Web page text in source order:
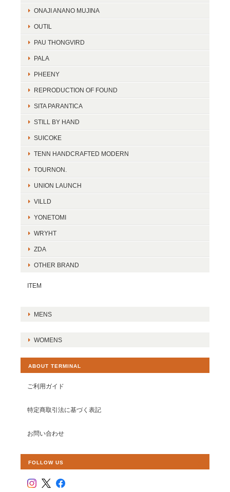
ONAJI ANANO MUJINA
OUTIL
PAU THONGVIRD
PALA
PHEENY
REPRODUCTION OF FOUND
SITA PARANTICA
STILL BY HAND
SUICOKE
TENN HANDCRAFTED MODERN
TOURNON.
UNION LAUNCH
VILLD
YONETOMI
WRYHT
ZDA
OTHER BRAND
ITEM
MENS
WOMENS
ABOUT TERMINAL
ご利用ガイド
特定商取引法に基づく表記
お問い合わせ
FOLLOW US